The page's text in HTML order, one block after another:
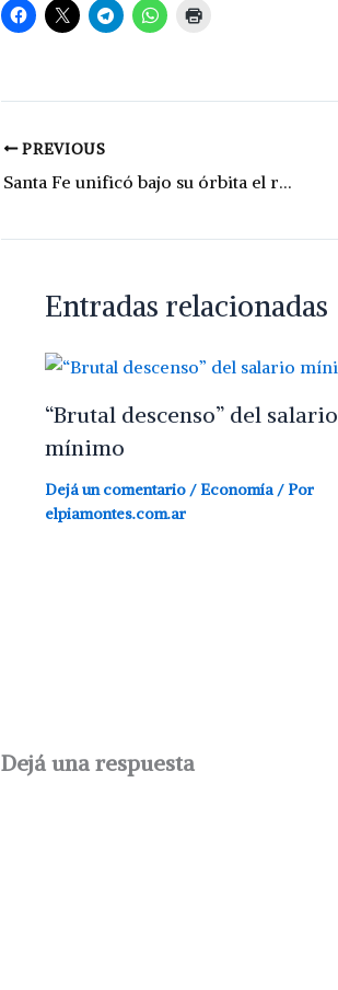
PREVIOUS
Santa Fe unificó bajo su órbita el registro y la fiscalización de personas jurídicas
Entradas relacionadas
“Brutal descenso” del salario
mínimo
Dejá un comentario / Economía / Por
elpiamontes.com.ar
Dejá una respuesta